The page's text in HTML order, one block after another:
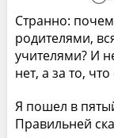
Странно:
родителями,
учителями? И
нет, а за то,
Я пошел в
Правильней